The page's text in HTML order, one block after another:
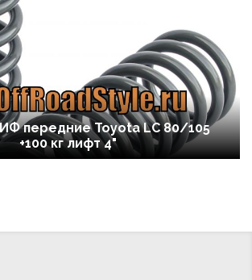
передние Toyota LC 80/105
+100 кг лифт 4"